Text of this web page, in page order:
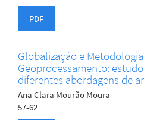
PDF
Globalização e
Geoprocessamento:
diferentes abordagens de
Ana Clara Mourão Moura
57-62